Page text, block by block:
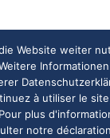
Website weiter
à utiliser le
plus
notre